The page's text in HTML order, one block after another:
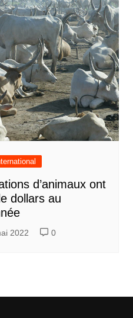
d’animaux ont
dollars au
2022 0